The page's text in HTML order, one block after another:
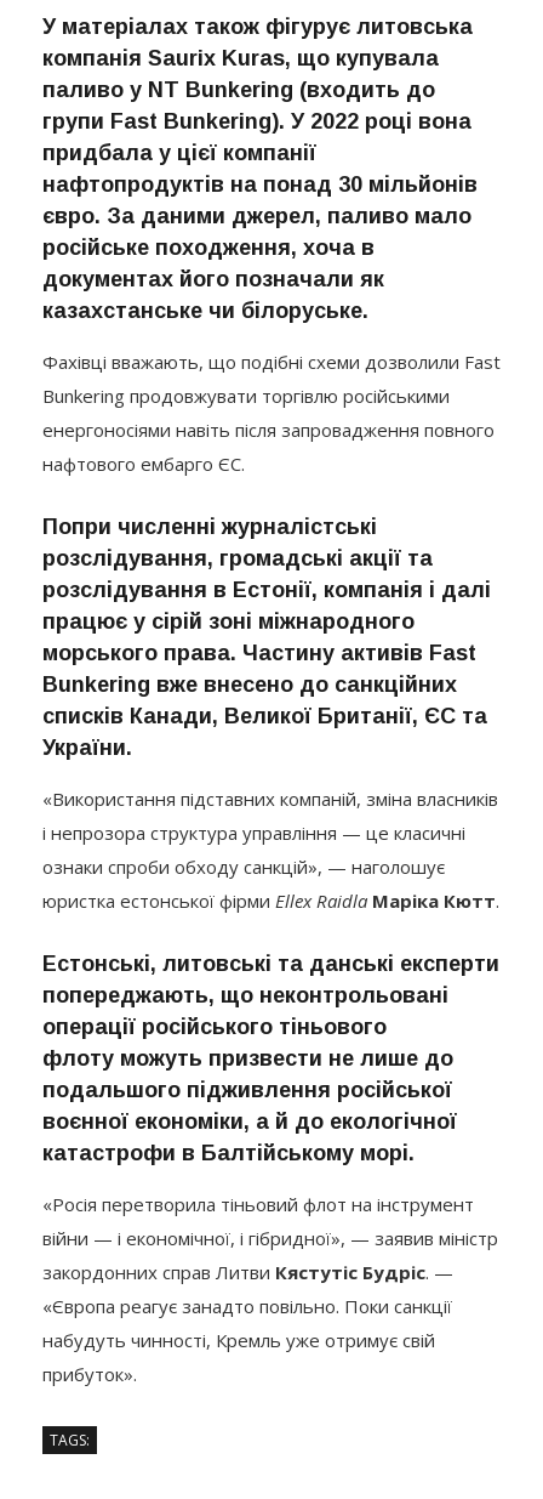
компаніяSaurix Kuras, що купувала
паливо у NT Bunkering (входить до
групи Fast Bunkering). У 2022 році вона
придбала у цієї компанії
нафтопродуктів на понад 30 мільйонів
євро. За даними джерел, паливо мало
російське походження, хоча в
документах його позначали як
казахстанське чи білоруське.
Bunkering продовжувати торгівлю російськими
енергоносіями навіть після запровадження повного
нафтового ембарго ЄС.
розслідування, громадські акції та
розслідування в Естонії, компанія і далі
працює у сірій зоні міжнародного
морського права. Частину активів Fast
Bunkering вже внесено до санкційних
списків Канади, Великої Британії, ЄС та
України.
і непрозора структура управління — це класичні
ознаки спроби обходу санкцій», — наголошує
юристка естонської фірмиEllex Raidla Маріка Кютт
попереджають, що неконтрольовані
операції російського тіньового
флоту можуть призвести не лише до
подальшого підживлення російської
воєнної економіки, а й до екологічної
катастрофи в Балтійському морі.
війни — і економічної, і гібридної», — заявив міністр
закордонних справ ЛитвиКястутіс Будріс. —
«Європа реагує занадто повільно. Поки санкції
набудуть чинності, Кремль уже отримує свій
прибуток».